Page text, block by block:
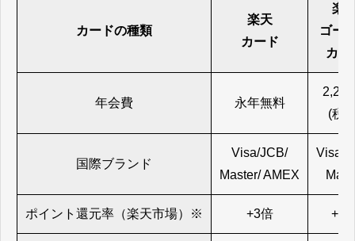
カードの種類
楽天
カード
楽
ゴー
カー
年会費 永年無料
(税
国際ブランド
Visa/JCB/
Master/ AMEX
Visa/
ポイント還元率（楽天市場）※ +3倍 +3